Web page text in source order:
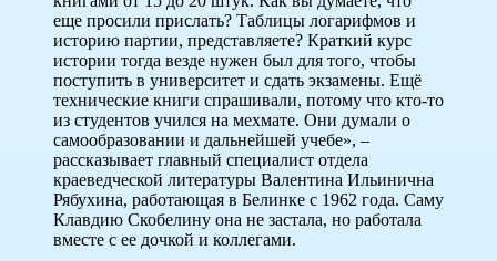
еще просили прислать? Таблицы логарифмов и
историю партии, представляете? Краткий курс
истории тогда везде нужен был для того, чтобы
поступить в университет и сдать экзамены. Ещё
технические книги спрашивали, потому что кто-то
из студентов учился на мехмате. Они думали о
самообразовании и дальнейшей учебе», –
рассказывает главный специалист отдела
краеведческой литературы Валентина Ильинична
Рябухина, работающая в Белинке с 1962 года. Саму
Клавдию Скобелину она не застала, но работала
вместе с ее дочкой и коллегами.